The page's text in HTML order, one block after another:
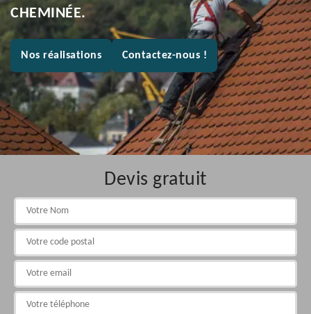
CHEMINÉE.
Nos réalisations Contactez-nous !
Devis gratuit